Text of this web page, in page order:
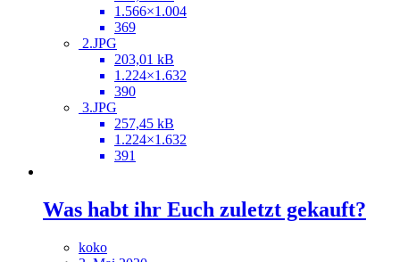
1.566×1.004
369
2.JPG
203,01 kB
1.224×1.632
390
3.JPG
257,45 kB
1.224×1.632
391
Was habt ihr Euch zuletzt gekauft?
koko